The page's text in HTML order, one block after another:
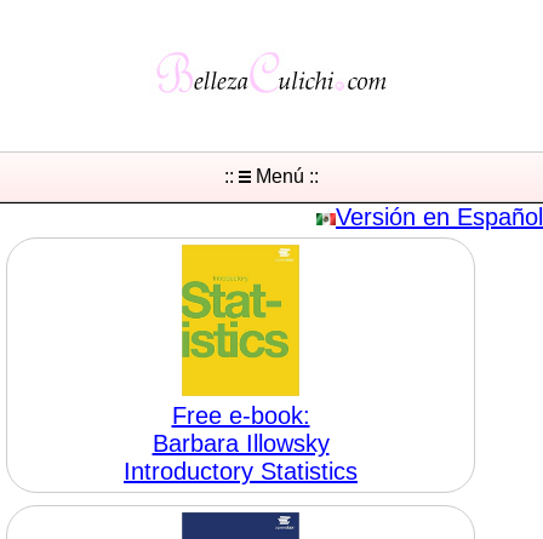
:: Menú ::
Versión en Español
Free e-book:
Barbara Illowsky
Introductory Statistics